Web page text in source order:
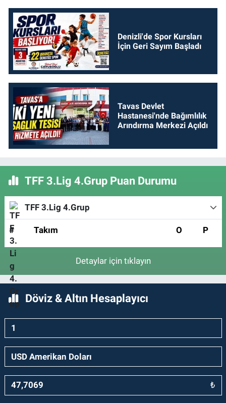
Denizli'de Spor Kursları
İçin Geri Sayım Başladı
Tavas Devlet
Hastanesi'nde Bağımlılık
Arındırma Merkezi Açıldı
TFF 3.Lig 4.Grup Puan Durumu
TFF 3.Lig 4.Grup
# Takım O P
Detaylar için tıklayın
Döviz & Altın Hesaplayıcı
₺